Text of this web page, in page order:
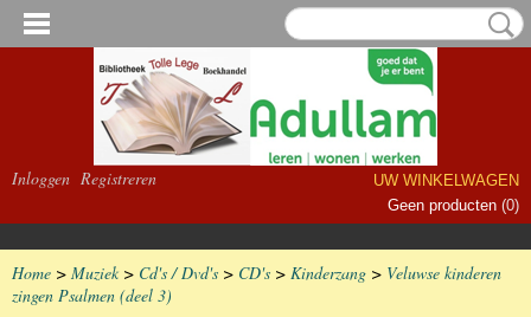
Inloggen Registreren
UW WINKELWAGEN
Geen producten (0)
Home > Muziek> Cd's / Dvd's > CD's > Kinderzang > Veluwse kinderen
zingen Psalmen (deel 3)